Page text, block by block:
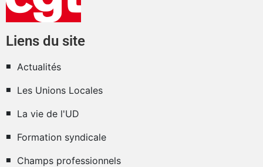
Liens du site
Actualités
Les Unions Locales
La vie de l'UD
Formation syndicale
Champs professionnels